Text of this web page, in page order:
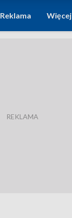
Reklama Więcej